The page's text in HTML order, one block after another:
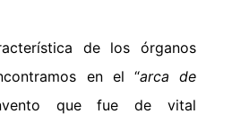
de los órganos
en el “arca de
que fue de vital